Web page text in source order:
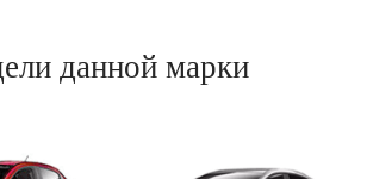
данной марки